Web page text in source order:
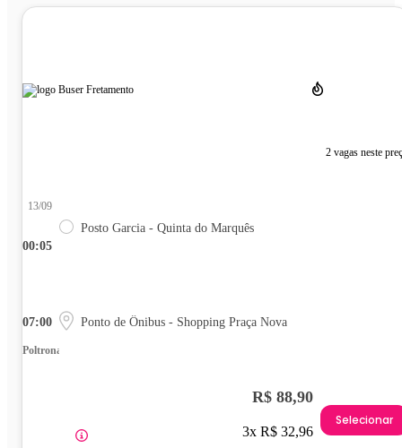
2 vagas neste
00:05
13/09
Posto Garcia - Quinta do Marquês
07:00 Ponto de Ônibus - Shopping Praça Nova
Poltrona
R$ 88,90
3x R$ 32,96
Selecionar